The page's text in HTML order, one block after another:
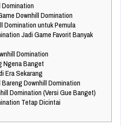
Domination
Downhill Domination
Domination untuk Pemula
Jadi Game Favorit Banyak
Domination
Ngena Banget
Era Sekarang
Downhill Domination
Domination (Versi Gue Banget)
Tetap Dicintai